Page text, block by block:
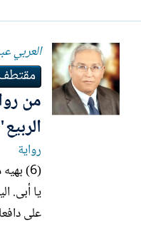
رؤوس
لكزتنى
بضيق.
العربي
من
رواية
(6)
على